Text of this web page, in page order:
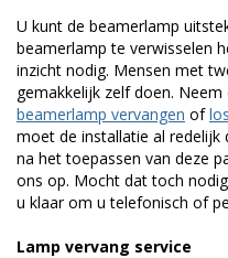
U kunt de beamerlamp
beamerlamp te verwisselen
inzicht nodig. Mensen met
gemakkelijk zelf doen.
beamerlamp vervangen of
moet de installatie al redelijk
na het toepassen van deze
ons op. Mocht dat toch
u klaar om u telefonisch of
Lamp vervang service